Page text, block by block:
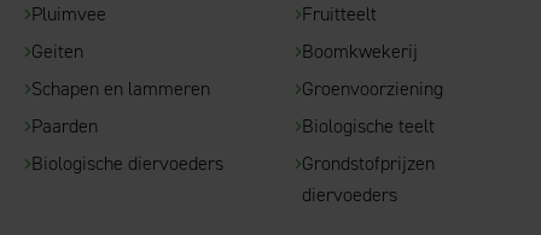
Pluimvee
Geiten
Schapen en lammeren
Paarden
Biologische diervoeders
Fruitteelt
Boomkwekerij
Groenvoorziening
Biologische teelt
Grondstofprijzen
diervoeders